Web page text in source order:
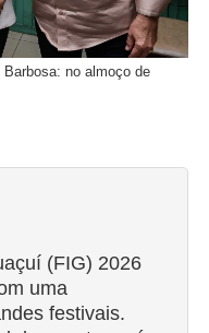
no almoço de
(FIG) 2026
uma
festivais.